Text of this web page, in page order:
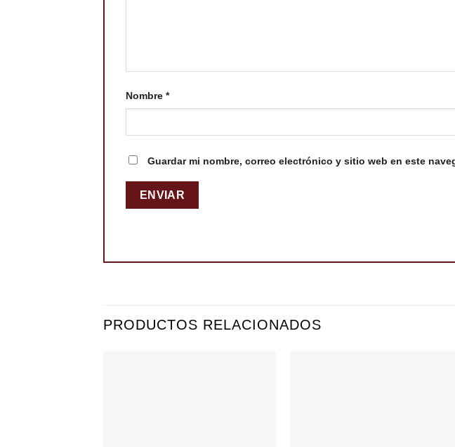
Nombre *
Guardar mi nombre, correo electrónico y sitio web en este
PRODUCTOS RELACIONADOS